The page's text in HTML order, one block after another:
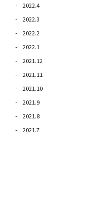
2022.4
2022.3
2022.2
2022.1
2021.12
2021.11
2021.10
2021.9
2021.8
2021.7